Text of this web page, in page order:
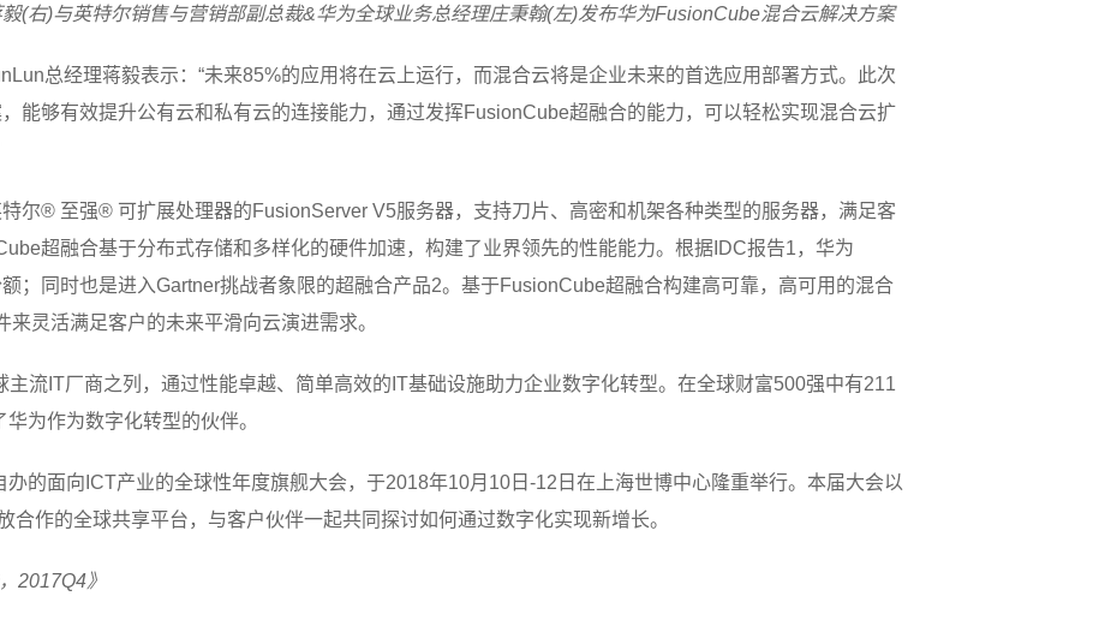
(右)与英特尔销售与营销部副总裁&华为全球业务总经理庄秉翰(左)发布华为FusionCube混合云解决方案
总经理蒋毅表示：“未来85%的应用将在云上运行，而混合云将是企业未来的首选应用部署方式。此次
能够有效提升公有云和私有云的连接能力，通过发挥FusionCube超融合的能力，可以轻松实现混合云扩
尔® 至强® 可扩展处理器的FusionServer V5服务器，支持刀片、高密和机架各种类型的服务器，满足客
超融合基于分布式存储和多样化的硬件加速，构建了业界领先的性能能力。根据IDC报告1，华为
；同时也是进入Gartner挑战者象限的超融合产品2。基于FusionCube超融合构建高可靠，高可用的混合
灵活满足客户的未来平滑向云演进需求。
流IT厂商之列，通过性能卓越、简单高效的IT基础设施助力企业数字化转型。在全球财富500强中有211
为作为数字化转型的伙伴。
的面向ICT产业的全球性年度旗舰大会，于2018年10月10日-12日在上海世博中心隆重举行。本届大会以
合作的全球共享平台，与客户伙伴一起共同探讨如何通过数字化实现新增长。
2017Q4》